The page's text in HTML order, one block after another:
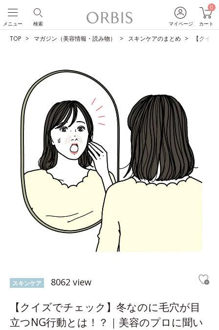
マイページ
0
カート
検索
メニュー
TOP マガジン（美容情報・読み物） スキンケアのまとめ 【クイ
スキンケア 8062 view
【クイズでチェック】冬なのに毛穴が目
立つNG行動とは！？｜美容のプロに聞い